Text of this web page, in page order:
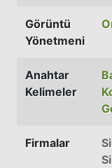
Görüntü
Yönetmeni
Anahtar
Kelimeler
Firmalar